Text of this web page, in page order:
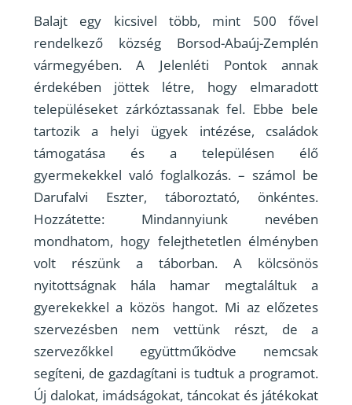
Balajt egy kicsivel több, mint 500 fővel
rendelkező község Borsod-Abaúj-Zemplén
vármegyében. A Jelenléti Pontok annak
érdekében jöttek létre, hogy elmaradott
településeket zárkóztassanak fel. Ebbe bele
tartozik a helyi ügyek intézése, családok
támogatása és a településen élő
gyermekekkel való foglalkozás. – számol be
Darufalvi Eszter, táboroztató, önkéntes.
Hozzátette: Mindannyiunk nevében
mondhatom, hogy felejthetetlen élményben
volt részünk a táborban. A kölcsönös
nyitottságnak hála hamar megtaláltuk a
gyerekekkel a közös hangot. Mi az előzetes
szervezésben nem vettünk részt, de a
szervezőkkel együttműködve nemcsak
segíteni, de gazdagítani is tudtuk a programot.
Új dalokat, imádságokat, táncokat és játékokat